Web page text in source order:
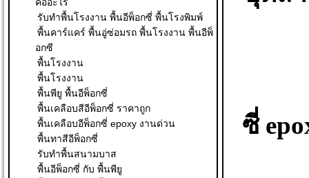
รับทำพื้นโรงงาน พื้นอีพ็อกซี่ พื้นโรงพิมพ์
พื้นคาร์แคร์ พื้นอู่ซ่อมรถ พื้นโรงงาน พื้นอีพ็
อกซี
พื้นโรงงาน
พื้นโรงงาน
พื้นพียู พื้นอีพ็อกซี่
พื้นเคลือบสีอีพ็อกซี่ ราคาถูก
พื้นเคลือบอีพ็อกซี่ epoxy งานด่วน
พื้นทาสีอีพ็อกซี่
รับทำพื้นสนามบาส
พื้นอีพ็อกซี่ กับ พื้นพียู
ซี่